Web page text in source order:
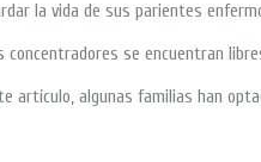
la vida de sus parientes
concentradores se encuentran
artículo, algunas familias han